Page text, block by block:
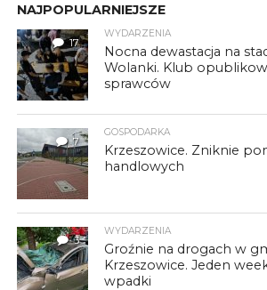
NAJPOPULARNIEJSZE
17
WYDARZENIA
Nocna dewastacja na
Wolanki. Klub
sprawców
7
GOSPODARKA
Krzeszowice. Zniknie
handlowych
3
WYDARZENIA
Groźnie na drogach w
Krzeszowice. Jeden
wpadki